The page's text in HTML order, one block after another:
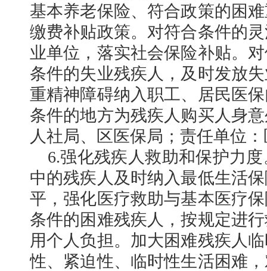
基本养老保险、符合政策的困
缴费补贴政策。对符合条件的
业单位，落实社会保险补贴。
条件的失业残疾人，及时发放
重精神障碍纳入职工、居民医
条件的地方为残疾人购买人身
人社局、区医保局；责任单位
6.强化残疾人救助和保护力
中的残疾人及时纳入最低生活
平，强化医疗救助与基本医疗
条件的困难残疾人，按规定进
用个人负担。加大困难残疾人
性、紧迫性、临时性生活困难